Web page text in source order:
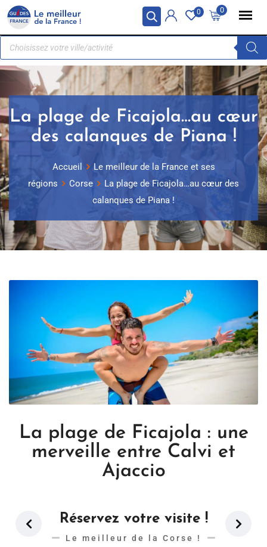
Panneau de gestion des cookies 0
0
La plage de Ficajola…au cœur
des calanques de Piana !
Accueil
Le meilleur de la France et ses
régions
Corse
La plage de Ficajola…au cœur des
calanques de Piana !
La plage de Ficajola : une
merveille entre Calvi et
Ajaccio
Réservez votre visite !
Le meilleur de la Corse !